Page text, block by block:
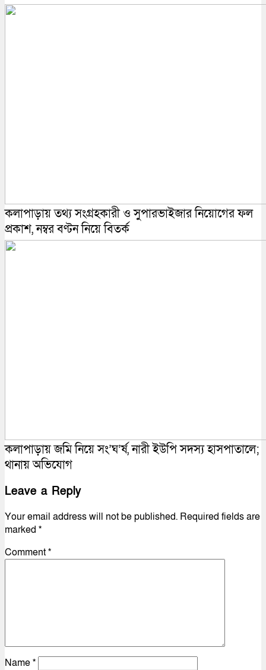
কলাপাড়ায় তথ্য সংগ্রহকারী ও সুপারভাইজার নিয়োগের ফল
প্রকাশ, নম্বর বণ্টন নিয়ে বিতর্ক
কলাপাড়ায় জমি নিয়ে সং’ঘ’র্ষ, নারী ইউপি সদস্য হাসপাতালে;
থানায় অভিযোগ
Leave a Reply
Your email address will not be published. Required fields are
marked *
Comment*
Name*